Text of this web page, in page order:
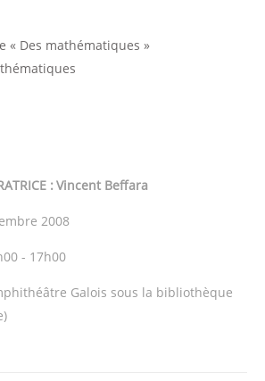
« Des mathématiques »
: Vincent Beffara
2008
- 17h00
Galois sous la bibliothèque